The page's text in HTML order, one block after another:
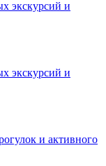
экскурсий и
экскурсий и
и активного